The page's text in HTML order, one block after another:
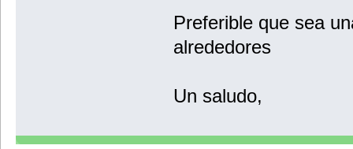
Preferible que sea
alrededores
Un saludo,